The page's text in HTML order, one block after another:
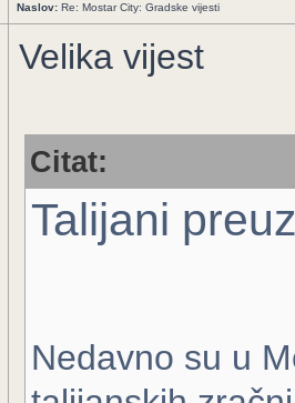
Naslov: Re: Mostar City: Gradske vijesti
Velika vijest
Citat:
Talijani
Nedavno su u